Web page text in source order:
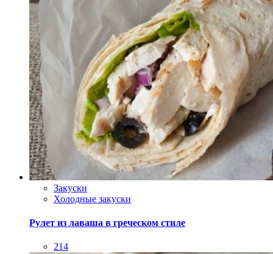
Закуски
Холодные закуски
Рулет из лаваша в греческом стиле
214